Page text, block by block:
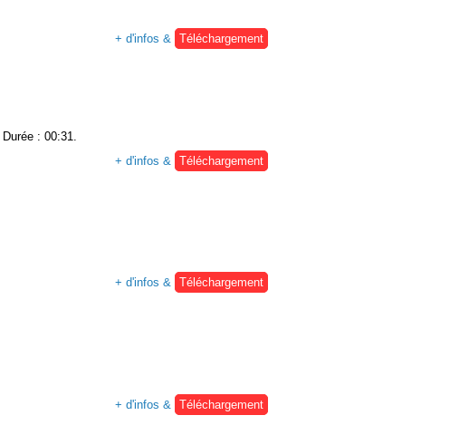
+ d'infos &
Téléchargement
. Durée : 00:31.
+ d'infos &
Téléchargement
+ d'infos & Téléchargement
+ d'infos & Téléchargement